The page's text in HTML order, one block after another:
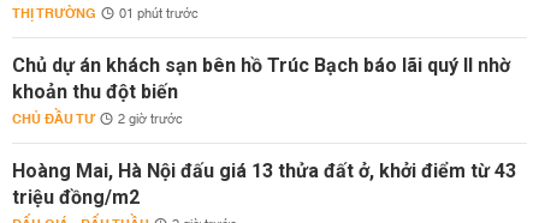
THỊ TRƯỜNG 01 phút trước
Chủ dự án khách sạn bên hồ Trúc Bạch báo lãi quý II nhờ
khoản thu đột biến
CHỦ ĐẦU TƯ 2 giờ trước
Hoàng Mai, Hà Nội đấu giá 13 thửa đất ở, khởi điểm từ 43
triệu đồng/m2